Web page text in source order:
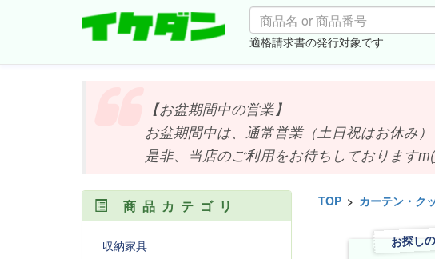
適格請求書の発行対象です
【お盆期間中の営業】
お盆期間中は、通常営業（土日祝はお休み）
是非、当店のご利用をお待ちしております
TOP > カーテン・ク
お探し
商品カテゴリ
収納家具